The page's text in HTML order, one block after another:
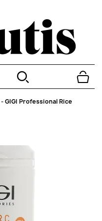
-GIGI Professional Rice